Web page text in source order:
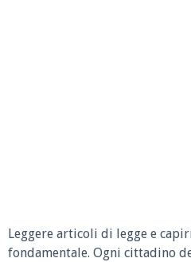
Leggere articoli di legge e
fondamentale. Ogni cittadino